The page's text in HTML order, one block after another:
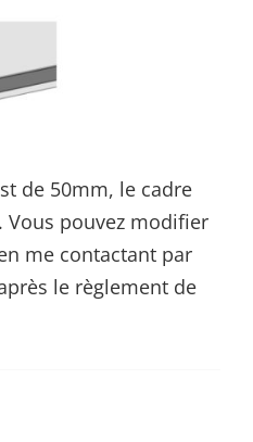
de 50mm, le cadre
Vous pouvez modifier
me contactant par
le règlement de